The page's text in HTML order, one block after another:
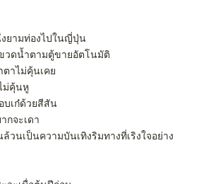
ยามท่องไปในญี่ปุ่น
วดน้ำตามตู้ขายอัตโนมัติ
ตาไม่คุ้นเคย
ม่คุ้นหู
บเก๋ด้วยสีสัน
กจะเดา
วนเป็นความบันเทิงริมทางที่เริงใจอย่าง